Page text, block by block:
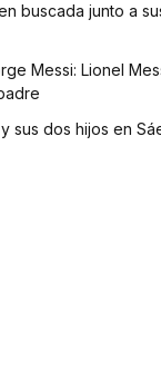
buscada junto a
Messi: Lionel
sus dos hijos en